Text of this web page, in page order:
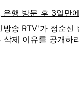
송 RTV'가 정순신
제 이유를 공개하